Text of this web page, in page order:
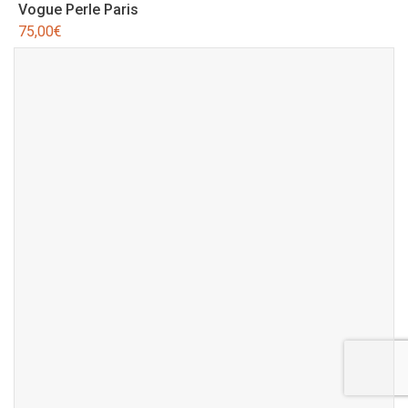
Vogue Perle Paris
75,00€